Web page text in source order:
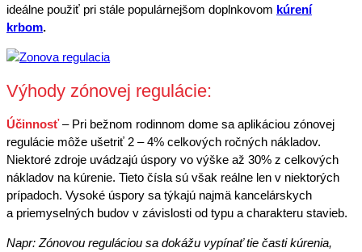
ideálne použiť pri stále populárnejšom doplnkovom kúrení
krbom.
Výhody zónovej regulácie:
Účinnosť – Pri bežnom rodinnom dome sa aplikáciou zónovej
regulácie môže ušetriť 2 – 4% celkových ročných nákladov.
Niektoré zdroje uvádzajú úspory vo výške až 30% z celkových
nákladov na kúrenie. Tieto čísla sú však reálne len v niektorých
prípadoch. Vysoké úspory sa týkajú najmä kancelárskych
a priemyselných budov v závislosti od typu a charakteru stavieb.
Napr: Zónovou reguláciou sa dokážu vypínať tie časti kúrenia,